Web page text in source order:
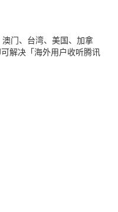
门、台湾、美国、加拿
解决「海外用户收听腾讯